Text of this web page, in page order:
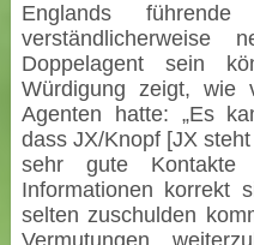
Englands führende
Doppelagent sein
Würdigung zeigt, wie
Agenten hatte: „Es
dass JX/Knopf [JX
sehr gute
Informationen korrekt
selten zuschulden